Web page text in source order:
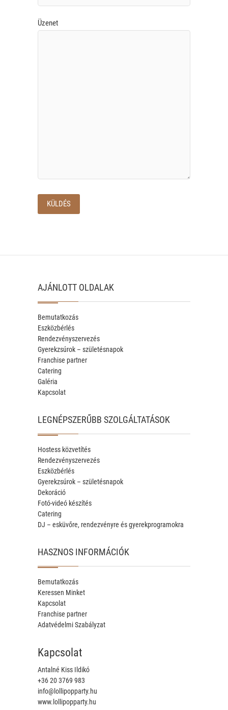
Üzenet
AJÁNLOTT OLDALAK
Bemutatkozás
Eszközbérlés
Rendezvényszervezés
Gyerekzsúrok – születésnapok
Franchise partner
Catering
Galéria
Kapcsolat
LEGNÉPSZERŰBB SZOLGÁLTATÁSOK
Hostess közvetítés
Rendezvényszervezés
Eszközbérlés
Gyerekzsúrok – születésnapok
Dekoráció
Fotó-videó készítés
Catering
DJ – esküvőre, rendezvényre és gyerekprogramokra
HASZNOS INFORMÁCIÓK
Bemutatkozás
Keressen Minket
Kapcsolat
Franchise partner
Adatvédelmi Szabályzat
Kapcsolat
Antalné Kiss Ildikó
+36 20 3769 983
info@lollipopparty.hu
www.lollipopparty.hu